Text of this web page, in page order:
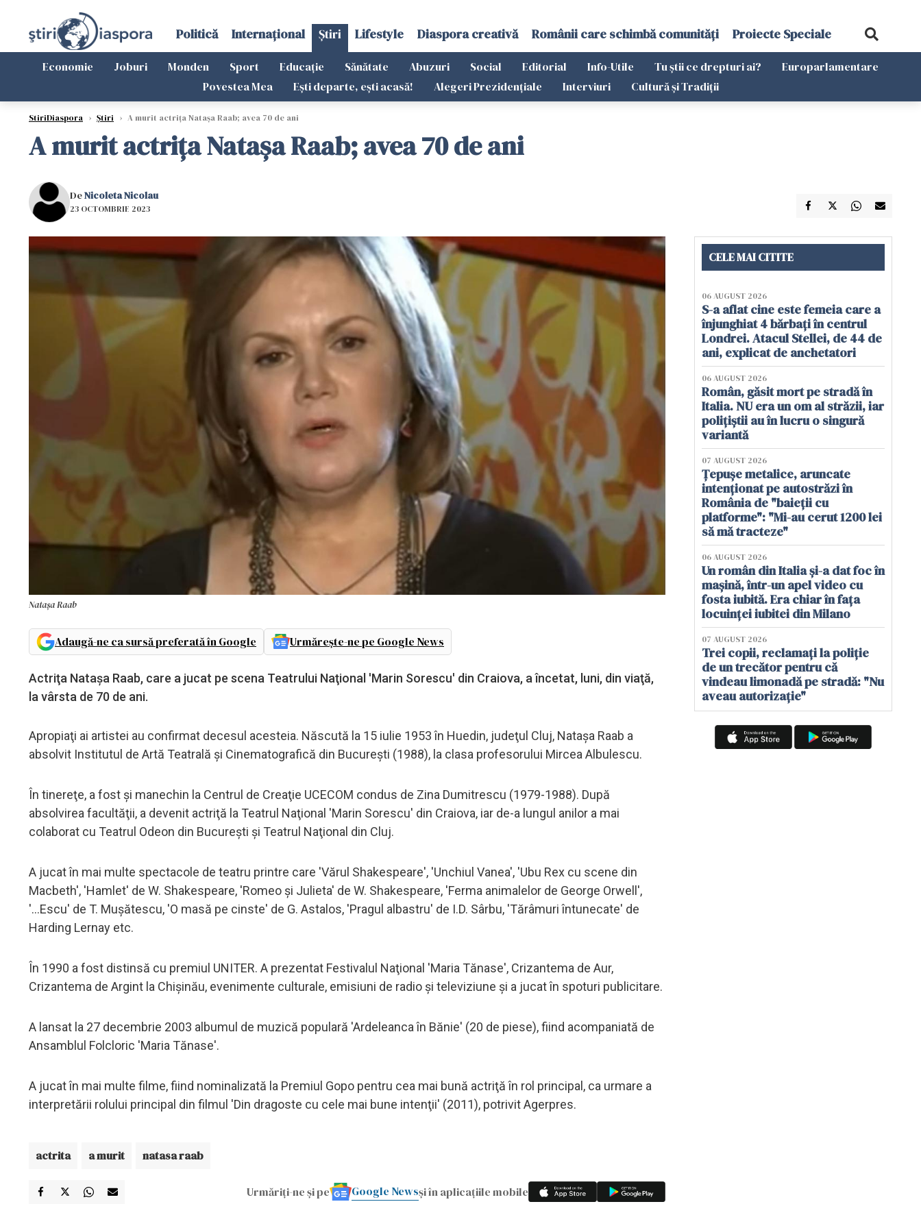
Politică Internațional Știri Lifestyle Diaspora creativă Românii care schimbă comunități Proiecte Speciale
Economie Joburi Monden Sport Educație Sănătate Abuzuri Social Editorial Info-Utile Tu știi ce drepturi ai?
Europarlamentare
Povestea Mea
Ești departe, ești acasă! Alegeri Prezidențiale Interviuri Cultură și Tradiții
StiriDiaspora › Știri › A murit actriţa Nataşa Raab; avea 70 de ani
A murit actriţa Nataşa Raab; avea 70 de ani
DeNicoleta Nicolau
23 OCTOMBRIE 2023
Natașa Raab
Adaugă-ne ca sursă preferată în Google Urmărește-ne pe Google News
Actriţa Nataşa Raab, care a jucat pe scena Teatrului Naţional 'Marin Sorescu' din Craiova, a încetat, luni, din viaţă,
la vârsta de 70 de ani.
Apropiaţi ai artistei au confirmat decesul acesteia. Născută la 15 iulie 1953 în Huedin, judeţul Cluj, Nataşa Raab a
absolvit Institutul de Artă Teatrală şi Cinematografică din Bucureşti (1988), la clasa profesorului Mircea Albulescu.
În tinereţe, a fost şi manechin la Centrul de Creaţie UCECOM condus de Zina Dumitrescu (1979-1988). După
absolvirea facultăţii, a devenit actriţă la Teatrul Naţional 'Marin Sorescu' din Craiova, iar de-a lungul anilor a mai
colaborat cu Teatrul Odeon din Bucureşti şi Teatrul Naţional din Cluj.
A jucat în mai multe spectacole de teatru printre care 'Vărul Shakespeare', 'Unchiul Vanea', 'Ubu Rex cu scene din
Macbeth', 'Hamlet' de W. Shakespeare, 'Romeo şi Julieta' de W. Shakespeare, 'Ferma animalelor de George Orwell',
'...Escu' de T. Muşătescu, 'O masă pe cinste' de G. Astalos, 'Pragul albastru' de I.D. Sârbu, 'Tărâmuri întunecate' de
Harding Lernay etc.
În 1990 a fost distinsă cu premiul UNITER. A prezentat Festivalul Naţional 'Maria Tănase', Crizantema de Aur,
Crizantema de Argint la Chişinău, evenimente culturale, emisiuni de radio şi televiziune şi a jucat în spoturi publicitare.
A lansat la 27 decembrie 2003 albumul de muzică populară 'Ardeleanca în Bănie' (20 de piese), fiind acompaniată de
Ansamblul Folcloric 'Maria Tănase'.
A jucat în mai multe filme, fiind nominalizată la Premiul Gopo pentru cea mai bună actriţă în rol principal, ca urmare a
interpretării rolului principal din filmul 'Din dragoste cu cele mai bune intenţii' (2011), potrivit Agerpres.
actrita a murit natasa raab
Urmăriți-ne și pe Google Newsși în aplicațiile mobile
CELE MAI CITITE
06 AUGUST 2026
S-a aflat cine este femeia care a
înjunghiat 4 bărbați în centrul
Londrei. Atacul Stellei, de 44 de
ani, explicat de anchetatori
06 AUGUST 2026
Român, găsit mort pe stradă în
Italia. NU era un om al străzii, iar
polițiștii au în lucru o singură
variantă
07 AUGUST 2026
Țepușe metalice, aruncate
intenționat pe autostrăzi în
România de "baieții cu
platforme": "Mi-au cerut 1200 lei
să mă tracteze"
06 AUGUST 2026
Un român din Italia și-a dat foc în
mașină, într-un apel video cu
fosta iubită. Era chiar în fața
locuinței iubitei din Milano
07 AUGUST 2026
Trei copii, reclamați la poliție
de un trecător pentru că
vindeau limonadă pe stradă: "Nu
aveau autorizație"